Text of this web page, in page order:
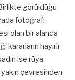
görüldüğü
fotoğrafı
olan bir alanda
hayırlı
ise rüya
çevresinden